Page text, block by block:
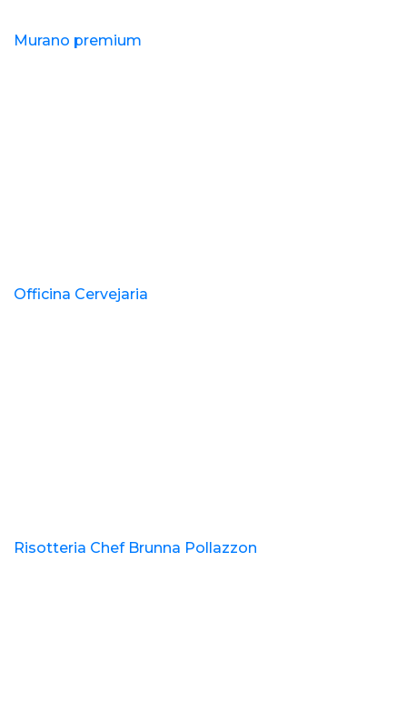
Murano premium
Officina Cervejaria
Risotteria Chef Brunna Pollazzon